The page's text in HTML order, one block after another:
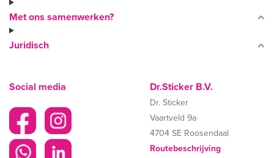
Met ons samenwerken?
Juridisch
Dr.Sticker B.V.
Dr. Sticker
Vaartveld 9a
4704 SE Roosendaal
Routebeschrijving
Social media